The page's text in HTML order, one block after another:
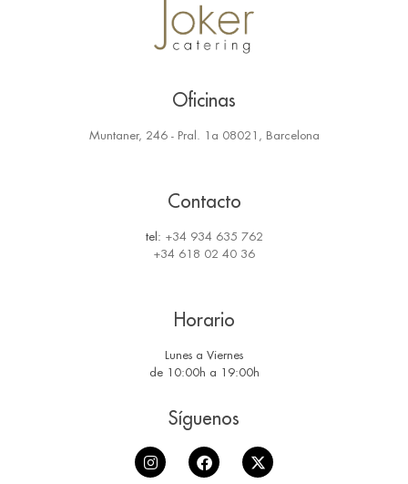
Oficinas
Muntaner, 246 - Pral. 1a 08021, Barcelona
Contacto
tel: +34 934 635 762
+34 618 02 40 36
Horario
Lunes a Viernes
de 10:00h a 19:00h
Síguenos